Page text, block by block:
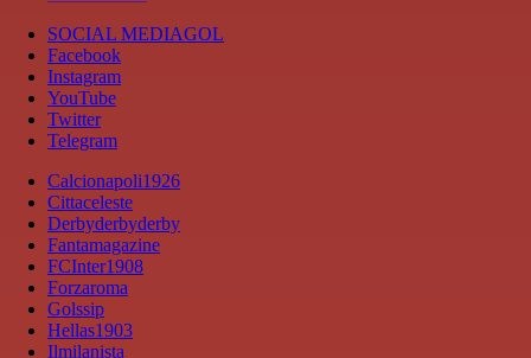
SOCIAL MEDIAGOL
Facebook
Instagram
YouTube
Twitter
Telegram
Calcionapoli1926
Cittaceleste
Derbyderbyderby
Fantamagazine
FCInter1908
Forzaroma
Golssip
Hellas1903
Ilmilanista